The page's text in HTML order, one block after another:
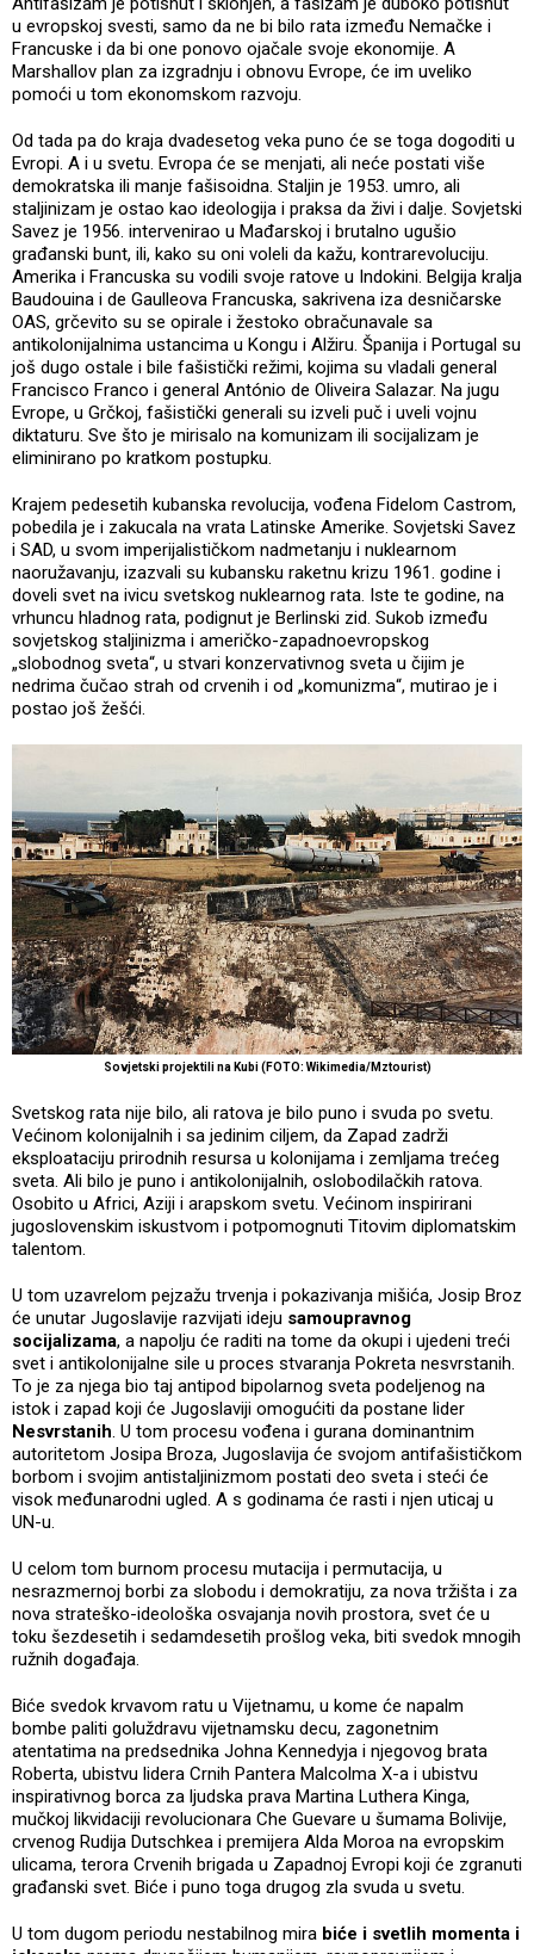
u evropskoj svesti, samo da ne bi bilo rata između Nemačke i
Francuske i da bi one ponovo ojačale svoje ekonomije. A
Marshallov plan za izgradnju i obnovu Evrope, će im uveliko
pomoći u tom ekonomskom razvoju.
Od tada pa do kraja dvadesetog veka puno će se toga dogoditi u
Evropi. A i u svetu. Evropa će se menjati, ali neće postati više
demokratska ili manje fašisoidna. Staljin je 1953. umro, ali
staljinizam je ostao kao ideologija i praksa da živi i dalje. Sovjetski
Savez je 1956. intervenirao u Mađarskoj i brutalno ugušio
građanski bunt, ili, kako su oni voleli da kažu, kontrarevoluciju.
Amerika i Francuska su vodili svoje ratove u Indokini. Belgija kralja
Baudouina i de Gaulleova Francuska, sakrivena iza desničarske
OAS, grčevito su se opirale i žestoko obračunavale sa
antikolonijalnima ustancima u Kongu i Alžiru. Španija i Portugal su
još dugo ostale i bile fašistički režimi, kojima su vladali general
Francisco Franco i general António de Oliveira Salazar. Na jugu
Evrope, u Grčkoj, fašistički generali su izveli puč i uveli vojnu
diktaturu. Sve što je mirisalo na komunizam ili socijalizam je
eliminirano po kratkom postupku.
Krajem pedesetih kubanska revolucija, vođena Fidelom Castrom,
pobedila je i zakucala na vrata Latinske Amerike. Sovjetski Savez
i SAD, u svom imperijalističkom nadmetanju i nuklearnom
naoružavanju, izazvali su kubansku raketnu krizu 1961. godine i
doveli svet na ivicu svetskog nuklearnog rata. Iste te godine, na
vrhuncu hladnog rata, podignut je Berlinski zid. Sukob između
sovjetskog staljinizma i američko-zapadnoevropskog
„slobodnog sveta“, u stvari konzervativnog sveta u čijim je
nedrima čučao strah od crvenih i od „komunizma“, mutirao je i
postao još žešći.
Sovjetski projektili na Kubi (FOTO: Wikimedia/Mztourist)
Svetskog rata nije bilo, ali ratova je bilo puno i svuda po svetu.
Većinom kolonijalnih i sa jedinim ciljem, da Zapad zadrži
eksploataciju prirodnih resursa u kolonijama i zemljama trećeg
sveta. Ali bilo je puno i antikolonijalnih, oslobodilačkih ratova.
Osobito u Africi, Aziji i arapskom svetu. Većinom inspirirani
jugoslovenskim iskustvom i potpomognuti Titovim diplomatskim
talentom.
U tom uzavrelom pejzažu trvenja i pokazivanja mišića, Josip Broz
će unutar Jugoslavije razvijati ideju samoupravnog
socijalizama, a napolju će raditi na tome da okupi i ujedeni treći
svet i antikolonijalne sile u proces stvaranja Pokreta nesvrstanih.
To je za njega bio taj antipod bipolarnog sveta podeljenog na
istok i zapad koji će Jugoslaviji omogućiti da postane lider
Nesvrstanih. U tom procesu vođena i gurana dominantnim
autoritetom Josipa Broza, Jugoslavija će svojom antifašističkom
borbom i svojim antistaljinizmom postati deo sveta i steći će
visok međunarodni ugled. A s godinama će rasti i njen uticaj u
UN-u.
U celom tom burnom procesu mutacija i permutacija, u
nesrazmernoj borbi za slobodu i demokratiju, za nova tržišta i za
nova strateško-ideološka osvajanja novih prostora, svet će u
toku šezdesetih i sedamdesetih prošlog veka, biti svedok mnogih
ružnih događaja.
Biće svedok krvavom ratu u Vijetnamu, u kome će napalm
bombe paliti goluždravu vijetnamsku decu, zagonetnim
atentatima na predsednika Johna Kennedyja i njegovog brata
Roberta, ubistvu lidera Crnih Pantera Malcolma X-a i ubistvu
inspirativnog borca za ljudska prava Martina Luthera Kinga,
mučkoj likvidaciji revolucionara Che Guevare u šumama Bolivije,
crvenog Rudija Dutschkea i premijera Alda Moroa na evropskim
ulicama, terora Crvenih brigada u Zapadnoj Evropi koji će zgranuti
građanski svet. Biće i puno toga drugog zla svuda u svetu.
U tom dugom periodu nestabilnog mira biće i svetlih momenta i